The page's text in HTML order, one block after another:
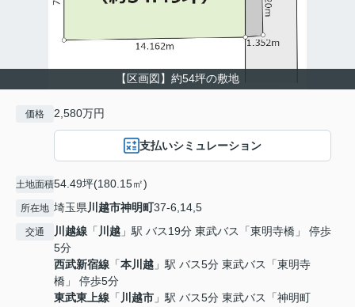
【区画図】約54坪の敷地
価格 2,580万円
支払いシミュレーション
土地面積54.49坪(180.15㎡)
所在地 埼玉県川越市神明町37-6,14,5
交通 川越線 「 川越 」駅 バス19分 東武バス「東明寺橋」 停歩
5分
西武新宿線 「本川越 」駅 バス5分 東武バス「東明寺
橋」 停歩5分
東武東上線 「 川越市 」駅 バス5分 東武バス「神明町